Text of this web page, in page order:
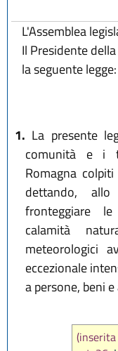
L'Assemblea
Il Presidente
la seguente legge:
1. La presente
comunità e i
Romagna
dettando,
fronteggiare
calamità
meteorologici
eccezionale
a persone, beni